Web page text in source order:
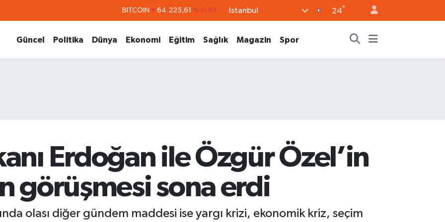
DOLAR 47,7143 %0.16 İstanbul 24°
Güncel Politika Dünya Ekonomi Eğitim Sağlık Magazin Spor
Erdoğan ile Özgür Özel’in
görüşmesi sona erdi
olası diğer gündem maddesi ise yargı krizi, ekonomik kriz, seçim